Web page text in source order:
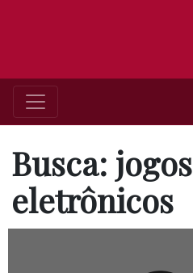
Busca: jogos
eletrônicos